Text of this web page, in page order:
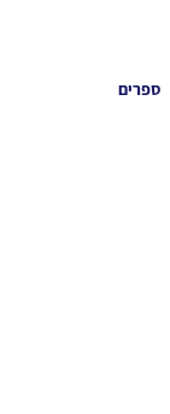
ספרים